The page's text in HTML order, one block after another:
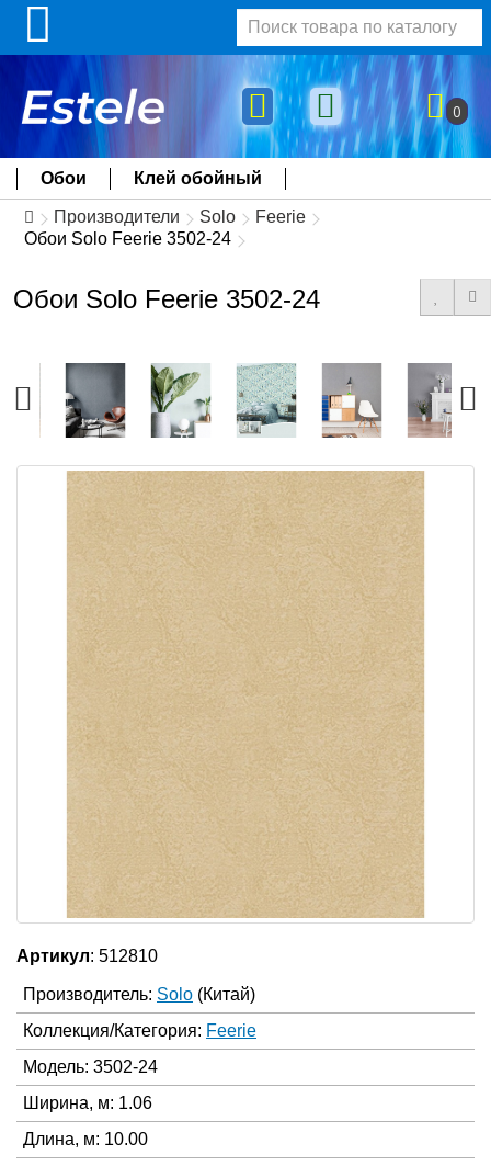
0
Обои Клей обойный
Производители Solo
Feerie
Обои Solo Feerie 3502-24
Обои Solo Feerie 3502-24
Артикул: 512810
Производитель: Solo (Китай)
Коллекция/Категория: Feerie
Модель: 3502-24
Ширина, м: 1.06
Длина, м: 10.00